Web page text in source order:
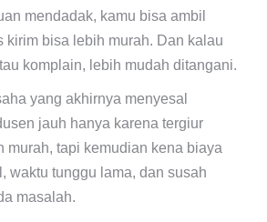
mendadak, kamu bisa ambil
kirim bisa lebih murah. Dan kalau
komplain, lebih mudah ditangani.
yang akhirnya menyesal
jauh hanya karena tergiur
murah, tapi kemudian kena biaya
waktu tunggu lama, dan susah
masalah.